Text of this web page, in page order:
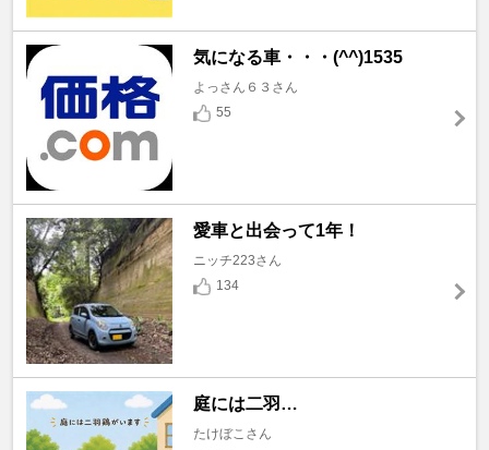
気になる車・・・(^^)1535
よっさん６３さん
55
愛車と出会って1年！
ニッチ223さん
134
庭には二羽…
たけぼこさん